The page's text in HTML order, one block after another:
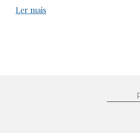
Ler mais